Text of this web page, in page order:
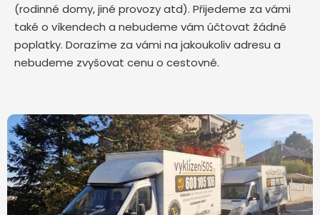
(rodinné domy, jiné provozy atd). Přijedeme za vámi
také o víkendech a nebudeme vám účtovat žádné
poplatky. Dorazíme za vámi na jakoukoliv adresu a
nebudeme zvyšovat cenu o cestovné.